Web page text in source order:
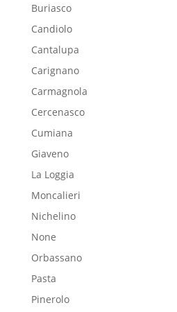
Buriasco
Candiolo
Cantalupa
Carignano
Carmagnola
Cercenasco
Cumiana
Giaveno
La Loggia
Moncalieri
Nichelino
None
Orbassano
Pasta
Pinerolo